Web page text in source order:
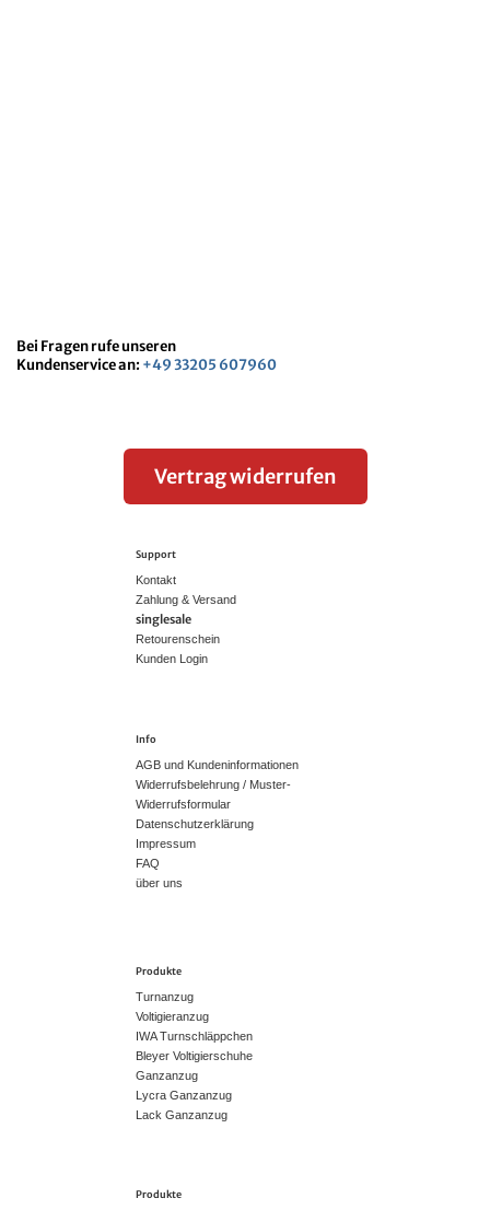
Bei Fragen rufe unseren
Kundenservice an: +49 33205 607960
Vertrag widerrufen
Support
Kontakt
Zahlung & Versand
singlesale
Retourenschein
Kunden Login
Info
AGB und Kundeninformationen
Widerrufsbelehrung / Muster-
Widerrufsformular
Datenschutzerklärung
Impressum
FAQ
über uns
Produkte
Turnanzug
Voltigieranzug
IWA Turnschläppchen
Bleyer Voltigierschuhe
Ganzanzug
Lycra Ganzanzug
Lack Ganzanzug
Produkte